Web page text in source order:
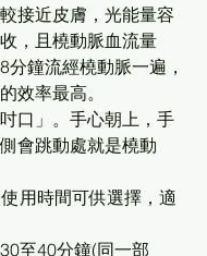
接近皮膚，光能量容
，且橈動脈血流量
分鐘流經橈動脈一遍，
效率最高。
口」。手心朝上，手
會跳動處就是橈動
用時間可供選擇，適
至40分鐘(同一部